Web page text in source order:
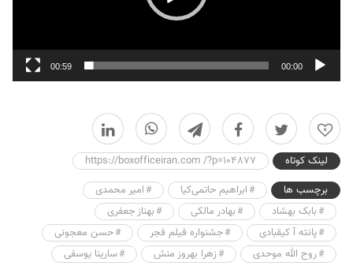
00:00
00:59
0
لینک کوتاه
https://boxofficeiran.com /?p=104877
برچسب ها
ابراهیم حاتمی‌کیا
امیر محمدی
بابک بهشاد
بهادر مالکی
بهناز جعفری
پانته آ کیقبادی
جشنواره فیلم فجر
حسن معجونی
روح الله موحدی
زهرا بهروز منش
سارینا یوسفی